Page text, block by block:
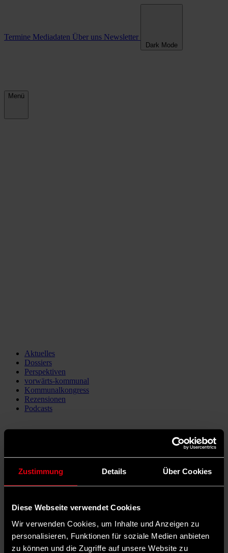
Zustimmung Details Über Cookies
Diese Webseite verwendet Cookies
Wir verwenden Cookies, um Inhalte und Anzeigen zu
personalisieren, Funktionen für soziale Medien anbieten
zu können und die Zugriffe auf unsere Website zu
Termine Mediadaten Über uns Newsletter
Dark Mode
Menü
Aktuelles
Dossiers
Perspektiven
vorwärts-kommunal
Kommunalkongress
Rezensionen
Podcasts